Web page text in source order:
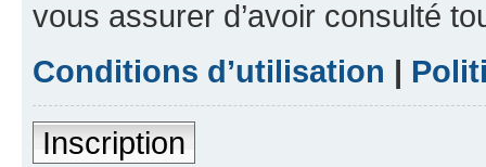
vous assurer d’avoir consulté
Conditions d’utilisation |
Inscription